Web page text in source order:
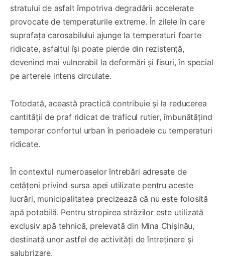
stratului de asfalt împotriva degradării accelerate
provocate de temperaturile extreme. În zilele în care
suprafața carosabilului ajunge la temperaturi foarte
ridicate, asfaltul își poate pierde din rezistență,
devenind mai vulnerabil la deformări și fisuri, în special
pe arterele intens circulate.
Totodată, această practică contribuie și la reducerea
cantității de praf ridicat de traficul rutier, îmbunătățind
temporar confortul urban în perioadele cu temperaturi
ridicate.
În contextul numeroaselor întrebări adresate de
cetățeni privind sursa apei utilizate pentru aceste
lucrări, municipalitatea precizează că nu este folosită
apă potabilă. Pentru stropirea străzilor este utilizată
exclusiv apă tehnică, prelevată din Mina Chișinău,
destinată unor astfel de activități de întreținere și
salubrizare.